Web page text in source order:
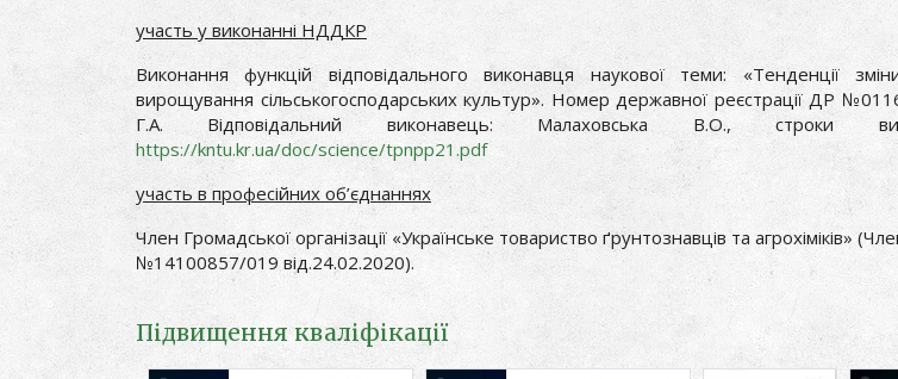
участь у виконанні НДДКР
Виконання функцій відповідального виконавця наукової теми: «Тенденції
вирощування сільськогосподарських культур». Номер державної реєстрації ДР
Г.А. Відповідальний виконавець: Малаховська В.О., строки
https://kntu.kr.ua/doc/science/tpnpp21.pdf
участь в професійних об’єднаннях
Член Громадської організації «Українське товариство ґрунтознавців та агрохіміків»
№14100857/019 від.24.02.2020).
Підвищення кваліфікації